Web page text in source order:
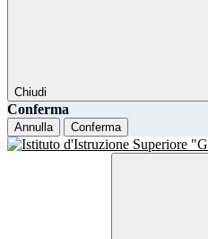
Chiudi
Conferma
Annulla Conferma